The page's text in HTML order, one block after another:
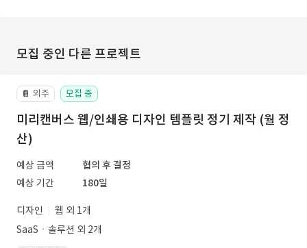
모집 중인 다른 프로젝트
📔 외주 모집 중
미리캔버스 웹/인쇄용 디자인 템플릿 정기 제작 (월 정
산)
예상 금액
협의 후 결정
예상 기간
180일
디자인
웹 외 1개
SaaSㆍ솔루션 외 2개